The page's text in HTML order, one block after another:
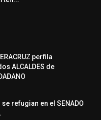
perfila
ALCALDES de
se refugian en el SENADO